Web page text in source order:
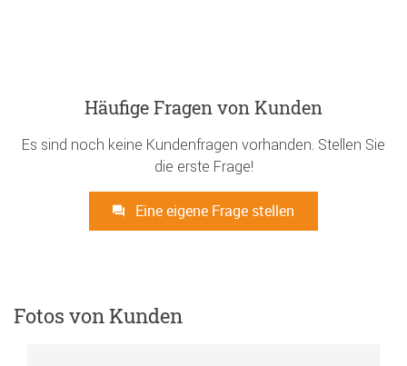
Häufige Fragen von Kunden
Es sind noch keine Kundenfragen vorhanden. Stellen Sie
die erste Frage!
Eine eigene Frage stellen
Fotos von Kunden